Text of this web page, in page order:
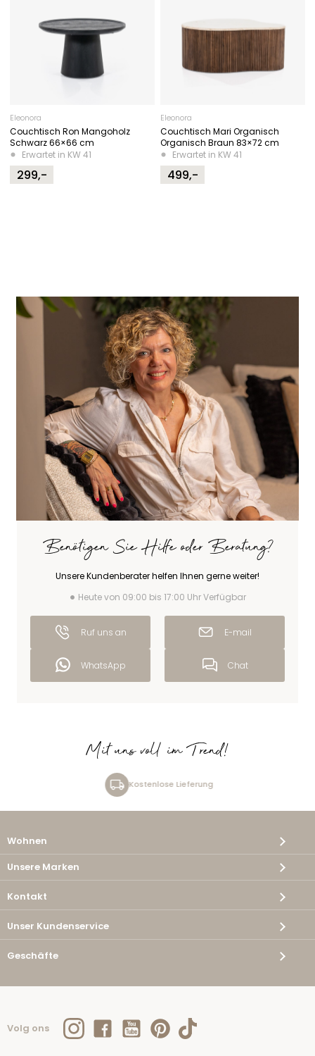
Eleonora
Couchtisch Ron Mangoholz
Schwarz 66×66 cm
Erwartet in KW 41
299,-
Eleonora
Couchtisch Mari Organisch
Organisch Braun 83×72 cm
Erwartet in KW 41
499,-
Benötigen Sie Hilfe oder Beratung?
Unsere Kundenberater helfen Ihnen gerne weiter!
Heute von 09:00 bis 17:00 Uhr Verfügbar
Ruf uns an E-mail
WhatsApp Chat
Mit uns voll im Trend!
Kostenlose Lieferung
Wohnen
Unsere Marken
Kontakt
Unser Kundenservice
Geschäfte
Volg ons